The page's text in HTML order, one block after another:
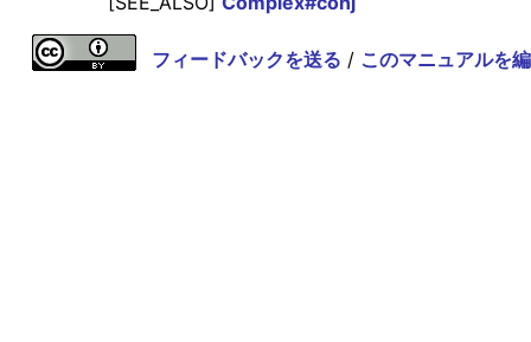
フィードバックを送る / このマニュアルを